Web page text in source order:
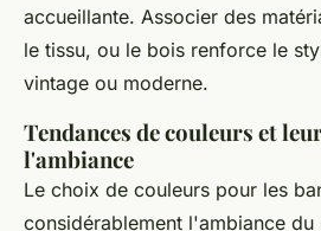
accueillante. Associer des
le tissu, ou le bois renforce le
vintage ou moderne.
Tendances de couleurs et
l'ambiance
Le choix de couleurs pour les
considérablement l'ambiance du